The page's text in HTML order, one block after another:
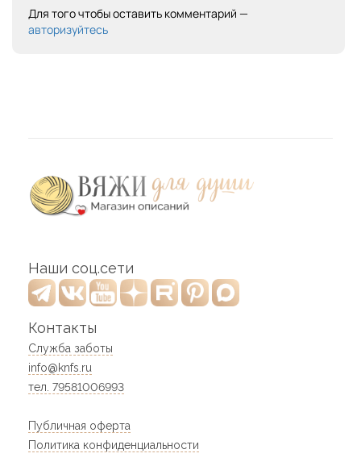
Для того чтобы оставить комментарий —
авторизуйтесь
Наши соц.сети
Контакты
Служба заботы
info@knfs.ru
тел. 79581006993
Публичная оферта
Политика конфиденциальности